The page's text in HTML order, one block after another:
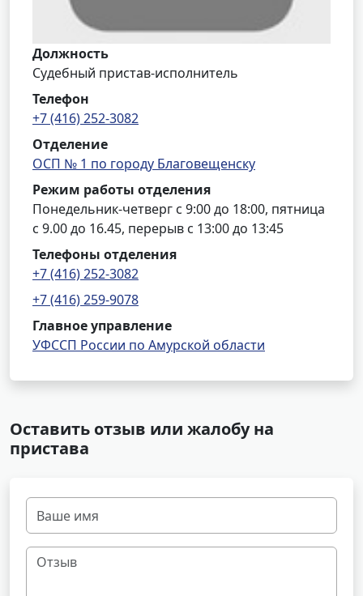
Должность
Судебный пристав-исполнитель
Телефон
+7 (416) 252-3082
Отделение
ОСП № 1 по городу Благовещенску
Режим работы отделения
Понедельник-четверг с 9:00 до 18:00, пятница
с 9.00 до 16.45, перерыв с 13:00 до 13:45
Телефоны отделения
+7 (416) 252-3082
+7 (416) 259-9078
Главное управление
УФССП России по Амурской области
Оставить отзыв или жалобу на
пристава